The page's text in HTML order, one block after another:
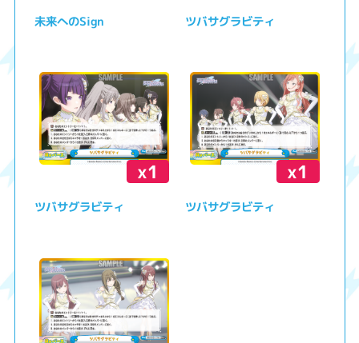
未来へのSign ツバサグラビティ
x1
ツバサグラビティ
x1
ツバサグラビティ